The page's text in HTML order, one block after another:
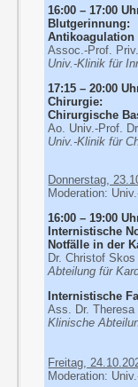
16:00 – 17:00
Blutgerinnung:
Antikoagulation
Assoc.-Prof.
Univ.-Klinik für
17:15 – 20:00
Chirurgie:
Chirurgische
Ao. Univ.-Prof.
Univ.-Klinik für
Donnerstag,
Moderation:
16:00 – 19:00
Internistische
Notfälle in der
Dr. Christof Skos
Abteilung für
Internistische
Ass. Dr. Theresa
Klinische
Freitag,
Moderation: